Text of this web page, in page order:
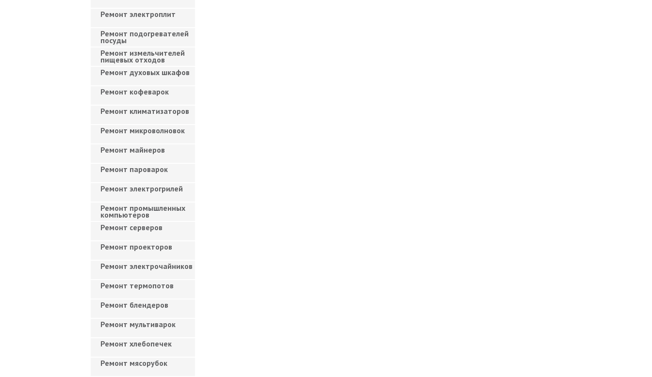
Ремонт электроплит
Ремонт подогревателей
посуды
Ремонт измельчителей
пищевых отходов
Ремонт духовых шкафов
Ремонт кофеварок
Ремонт климатизаторов
Ремонт микроволновок
Ремонт майнеров
Ремонт пароварок
Ремонт электрогрилей
Ремонт промышленных
компьютеров
Ремонт серверов
Ремонт проекторов
Ремонт электрочайников
Ремонт термопотов
Ремонт блендеров
Ремонт мультиварок
Ремонт хлебопечек
Ремонт мясорубок